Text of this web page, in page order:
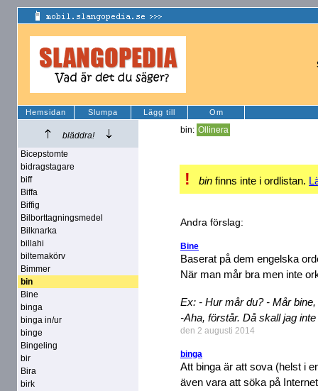
Hemsidan Slumpa Lägg till Om
bläddra!
Bicepstomte
bidragstagare
biff
Biffa
Biffig
Bilborttagningsmedel
Bilknarka
billahi
biltemakörv
Bimmer
bin
Bine
binga
binga in/ur
binge
Bingeling
bir
Bira
birk
bin: Ollinera
! bin finns inte i ordlistan.
Andra förslag:
Bine
Baserat på dem engelska
När man mår bra men inte
Ex: - Hur mår du? - Mår
-Aha, förstår. Då skall jag
den 2 augusti 2014
binga
Att binga är att sova (helst i
även vara att söka på